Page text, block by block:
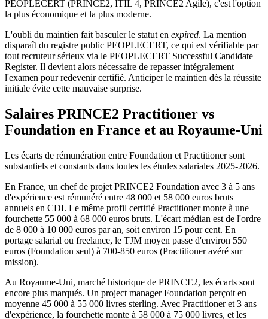
PEOPLECERT (PRINCE2, ITIL 4, PRINCE2 Agile), c'est l'option
la plus économique et la plus moderne.
L'oubli du maintien fait basculer le statut en expired. La mention
disparaît du registre public PEOPLECERT, ce qui est vérifiable par
tout recruteur sérieux via le PEOPLECERT Successful Candidate
Register. Il devient alors nécessaire de repasser intégralement
l'examen pour redevenir certifié. Anticiper le maintien dès la réussite
initiale évite cette mauvaise surprise.
Salaires PRINCE2 Practitioner vs
Foundation en France et au Royaume‑Uni
Les écarts de rémunération entre Foundation et Practitioner sont
substantiels et constants dans toutes les études salariales 2025‑2026.
En France, un chef de projet PRINCE2 Foundation avec 3 à 5 ans
d'expérience est rémunéré entre 48 000 et 58 000 euros bruts
annuels en CDI. Le même profil certifié Practitioner monte à une
fourchette 55 000 à 68 000 euros bruts. L'écart médian est de l'ordre
de 8 000 à 10 000 euros par an, soit environ 15 pour cent. En
portage salarial ou freelance, le TJM moyen passe d'environ 550
euros (Foundation seul) à 700‑850 euros (Practitioner avéré sur
mission).
Au Royaume‑Uni, marché historique de PRINCE2, les écarts sont
encore plus marqués. Un project manager Foundation perçoit en
moyenne 45 000 à 55 000 livres sterling. Avec Practitioner et 3 ans
d'expérience, la fourchette monte à 58 000 à 75 000 livres, et les